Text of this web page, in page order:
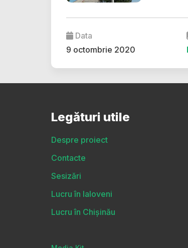
Data
9 octombrie 2020
Legături utile
Despre proiect
Contacte
Sesizări
Lucru în Ialoveni
Lucru în Chișinău